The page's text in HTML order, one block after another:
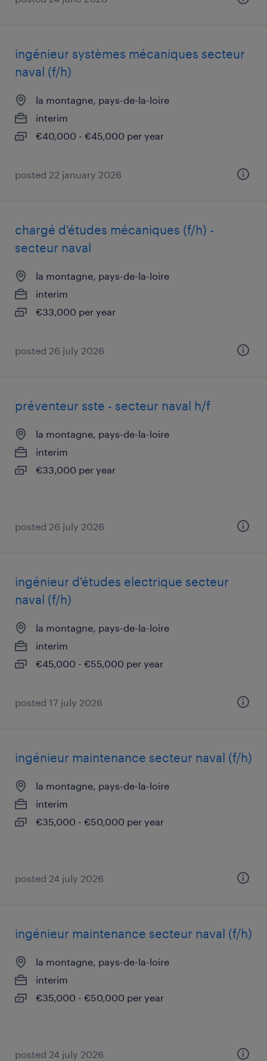
ingénieur systèmes mécaniques secteur
naval (f/h)
la montagne, pays-de-la-loire
interim
€40,000 - €45,000 per year
posted 22 january 2026
chargé d'études mécaniques (f/h) -
secteur naval
la montagne, pays-de-la-loire
interim
€33,000 per year
posted 26 july 2026
préventeur sste - secteur naval h/f
la montagne, pays-de-la-loire
interim
€33,000 per year
posted 26 july 2026
ingénieur d'études electrique secteur
naval (f/h)
la montagne, pays-de-la-loire
interim
€45,000 - €55,000 per year
posted 17 july 2026
ingénieur maintenance secteur naval (f/h)
la montagne, pays-de-la-loire
interim
€35,000 - €50,000 per year
posted 24 july 2026
ingénieur maintenance secteur naval (f/h)
la montagne, pays-de-la-loire
interim
€35,000 - €50,000 per year
posted 24 july 2026